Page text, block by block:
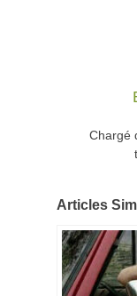
Chargé
Articles